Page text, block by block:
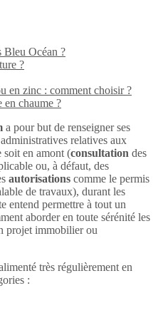
Bleu Océan ?
?
en zinc : comment choisir ?
chaume ?
a pour but de renseigner ses
relatives aux
soit en amont (consultation des
ou, à défaut, des
autorisations comme le permis
de travaux), durant les
entend permettre à tout un
aborder en toute sérénité les
projet immobilier ou
très régulièrement en
: